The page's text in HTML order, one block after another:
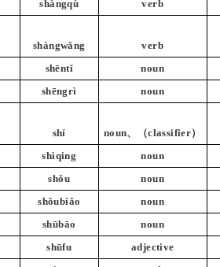
shàngqù verb
shàngwǎng
verb
shēntǐ
noun
shēngrì noun
shí
noun、（classifier）
shìqing
noun
shǒu
noun
shǒubiǎo
noun
shūbāo
noun
shūfu
adjective